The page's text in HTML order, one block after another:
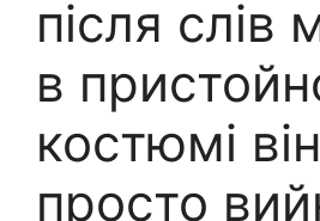
після слів
в
костюмі він
просто